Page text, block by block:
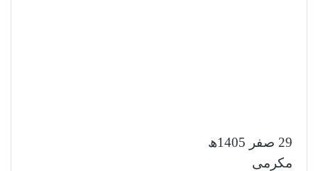
29 صفر 1405ھ
مکرمی